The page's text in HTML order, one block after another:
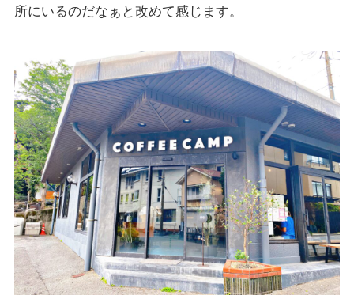
所にいるのだなぁと改めて感じます。